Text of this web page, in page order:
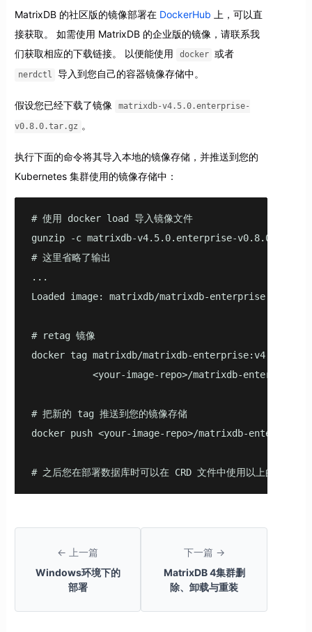
MatrixDB 的社区版的镜像部署在 DockerHub 上，可以直
接获取。 如需使用 MatrixDB 的企业版的镜像，请联系我
们获取相应的下载链接。 以便能使用
docker 或者
nerdctl 导入到您自己的容器镜像存储中。
假设您已经下载了镜像 matrixdb-v4.5.0.enterprise-
v0.8.0.tar.gz 。
执行下面的命令将其导入本地的镜像存储，并推送到您的
Kubernetes 集群使用的镜像存储中：
# 使用 docker load 导入镜像文件
gunzip -c matrixdb-v4.5.0.enterprise-
# 这里省略了输出
...
Loaded image: matrixdb/matrixdb-
# retag 镜像
docker tag matrixdb/matrixdb-
<your-image-repo>/matrixdb-
# 把新的 tag 推送到您的镜像存储
docker push <your-image-repo>/matrixdb-
# 之后您在部署数据库时可以在 CRD 文件中使用以上的自定
← 上一篇
Windows环境下的
部署
下一篇 →
MatrixDB 4集群删
除、卸载与重装